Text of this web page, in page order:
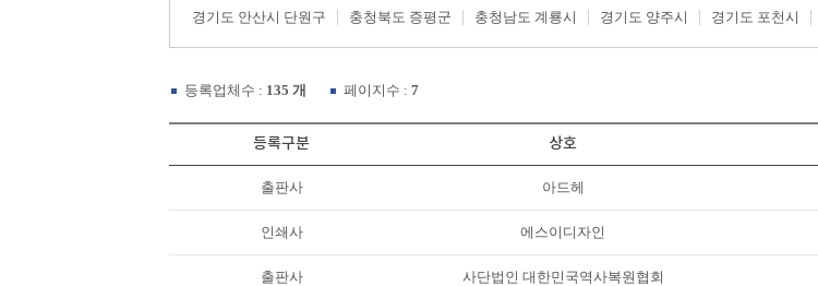
경기도 안산시 단원구
충청북도 증평군 충청남도 계룡시 경기도 양주시 경기도 포천시
등록업체수 : 135 개 페이지수 : 7
등록구분 상호
출판사 아드헤
인쇄사 에스이디자인
출판사 사단법인 대한민국역사복원협회